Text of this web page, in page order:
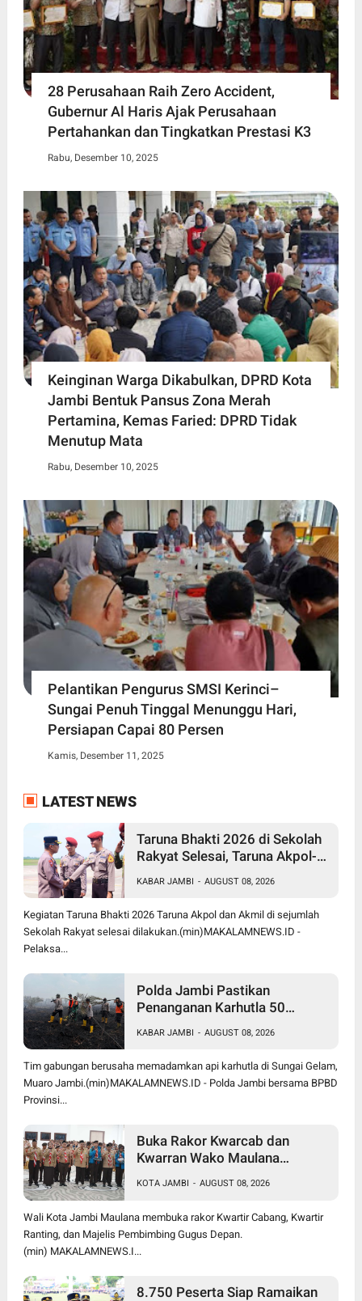
28 Perusahaan Raih Zero Accident,
Gubernur Al Haris Ajak Perusahaan
Pertahankan dan Tingkatkan Prestasi K3
Rabu, Desember 10, 2025
Keinginan Warga Dikabulkan, DPRD Kota
Jambi Bentuk Pansus Zona Merah
Pertamina, Kemas Faried: DPRD Tidak
Menutup Mata
Rabu, Desember 10, 2025
Pelantikan Pengurus SMSI Kerinci–
Sungai Penuh Tinggal Menunggu Hari,
Persiapan Capai 80 Persen
Kamis, Desember 11, 2025
LATEST NEWS
Taruna Bhakti 2026 di Sekolah
Rakyat Selesai, Taruna Akpol-
Menggunakan Hercules A-7305
KABAR JAMBI - AUGUST 08, 2026
Kegiatan Taruna Bhakti 2026 Taruna Akpol dan Akmil di sejumlah
Sekolah Rakyat selesai dilakukan.(min)MAKALAMNEWS.ID -
Pelaksa...
Polda Jambi Pastikan
Penanganan Karhutla 50
Berjalan Maksimal
KABAR JAMBI - AUGUST 08, 2026
Tim gabungan berusaha memadamkan api karhutla di Sungai Gelam,
Muaro Jambi.(min)MAKALAMNEWS.ID - Polda Jambi bersama BPBD
Provinsi...
Buka Rakor Kwarcab dan
Kwarran Wako Maulana
Kemas Faried Targetkan 1.000
Pramuka Garuda
KOTA JAMBI - AUGUST 08, 2026
Wali Kota Jambi Maulana membuka rakor Kwartir Cabang, Kwartir
Ranting, dan Majelis Pembimbing Gugus Depan.
(min) MAKALAMNEWS.I...
8.750 Peserta Siap Ramaikan